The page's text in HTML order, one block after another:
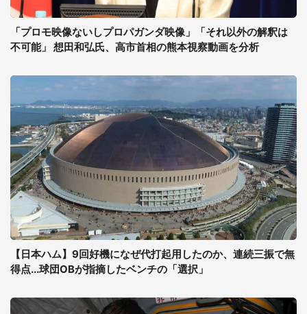
「プロモ映像ないしプロパガンダ映像」「それ以外の解釈は
不可能」 想田和弘氏、高市首相の熊本視察動画を分析
【日本ハム】9回好機になぜ代打起用したのか、連続三振で無
得点...球団OBが指摘したベンチの「選択」